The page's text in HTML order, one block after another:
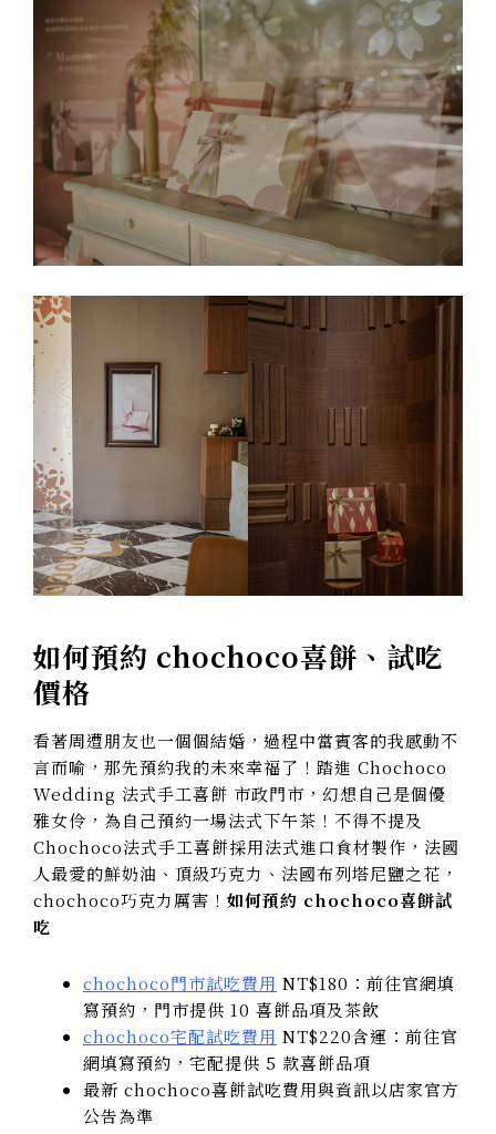
如何預約 chochoco喜餅、試吃
價格
看著周遭朋友也一個個結婚，過程中當賓客的我感動不
言而喻，那先預約我的未來幸福了！踏進 Chochoco
Wedding 法式手工喜餅 市政門市，幻想自己是個優
雅女伶，為自己預約一場法式下午茶！不得不提及
Chochoco法式手工喜餅採用法式進口食材製作，法國
人最愛的鮮奶油、頂級巧克力、法國布列塔尼鹽之花，
chochoco巧克力厲害！ 如何預約 chochoco喜餅試
吃
chochoco門市試吃費用 NT$180：前往官網填
寫預約，門市提供 10 喜餅品項及茶飲
chochoco宅配試吃費用 NT$220含運：前往官
網填寫預約，宅配提供 5 款喜餅品項
最新 chochoco喜餅試吃費用與資訊以店家官方
公告為準